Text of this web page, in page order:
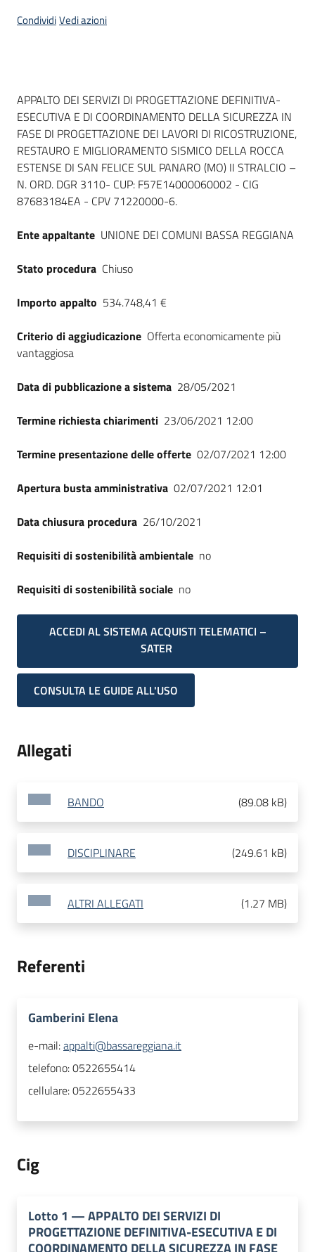
CondividiVedi azioni
Dati del bando
APPALTO DEI SERVIZI DI PROGETTAZIONE DEFINITIVA-
ESECUTIVA E DI COORDINAMENTO DELLA SICUREZZA IN
FASE DI PROGETTAZIONE DEI LAVORI DI RICOSTRUZIONE,
RESTAURO E MIGLIORAMENTO SISMICO DELLA ROCCA
ESTENSE DI SAN FELICE SUL PANARO (MO) II STRALCIO –
N. ORD. DGR 3110- CUP: F57E14000060002 - CIG
87683184EA - CPV 71220000-6.
Ente appaltante UNIONE DEI COMUNI BASSA REGGIANA
Stato procedura Chiuso
Importo appalto 534.748,41 €
Criterio di aggiudicazione Offerta economicamente più
vantaggiosa
Data di pubblicazione a sistema 28/05/2021
Termine richiesta chiarimenti 23/06/2021 12:00
Termine presentazione delle offerte 02/07/2021 12:00
Apertura busta amministrativa 02/07/2021 12:01
Data chiusura procedura 26/10/2021
Requisiti di sostenibilità ambientale no
Requisiti di sostenibilità sociale no
ACCEDI AL SISTEMA ACQUISTI TELEMATICI –
SATER
CONSULTA LE GUIDE ALL'USO
Allegati
BANDO (89.08 kB)
DISCIPLINARE (249.61 kB)
ALTRI ALLEGATI (1.27 MB)
Referenti
Gamberini Elena
e-mail:appalti@bassareggiana.it
telefono:0522655414
cellulare:0522655433
Cig
Lotto 1 —APPALTO DEI SERVIZI DI
PROGETTAZIONE DEFINITIVA-ESECUTIVA E DI